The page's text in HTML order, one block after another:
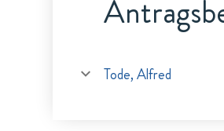
Tode, Alfred